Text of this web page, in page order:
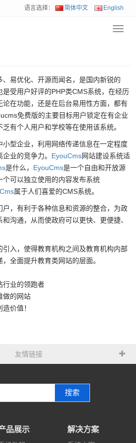
语言选择： 简体中文 English
易优化、开源而闻名，是国内新锐的
是受用户好评的PHP类CMS系统，在经历
论在功能，还是在后台易用性方面，都有
免费版的主要目标用户锁定在有企业
有个人用户和学校等在使用该系统。
型企业，利用网络传递信息在一定程度
业的竞争力。 EyouCms网站建设系统适
是什么， EyouCms是一个自由和开放源
可以独立使用的内容发布系统
属于人们喜爱的CMS系统。
，有利于各种信息和资源的整合，为政
沟通，从而使政府可以更快、更便捷、
入，使得教育机构之间及教育机构内部
全面提升教育类网站的层面。
行业的领跑者
做的网站
价值！
友情链接
搜索
品展示 解决方案